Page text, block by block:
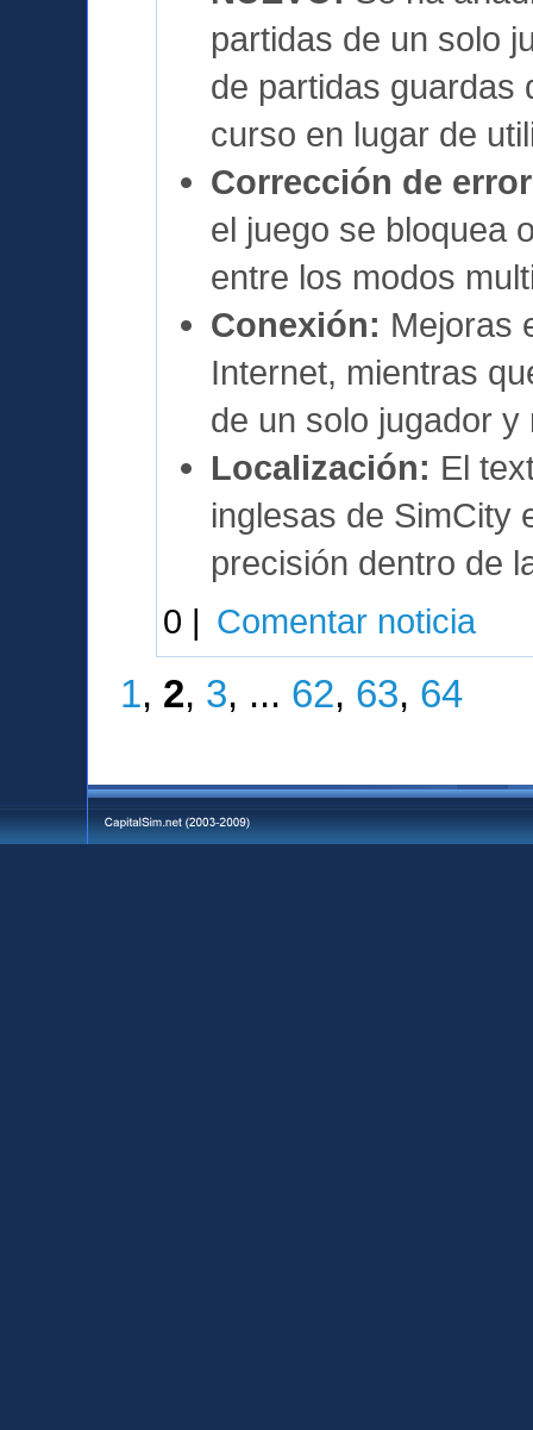
partidas de un solo
de partidas guardas
curso en lugar de
Corrección de
el juego se bloquea
entre los modos
Conexión: Mejoras
Internet, mientras
de un solo jugador y
Localización: El
inglesas de SimCity
precisión dentro de
0 | Comentar noticia
1, 2, 3, ... 62, 63, 64